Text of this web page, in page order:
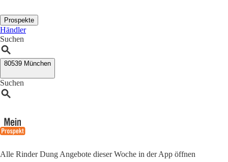
Prospekte
Händler
Suchen
80539 München
Suchen
Alle Rinder Dung Angebote dieser Woche in der App öffnen